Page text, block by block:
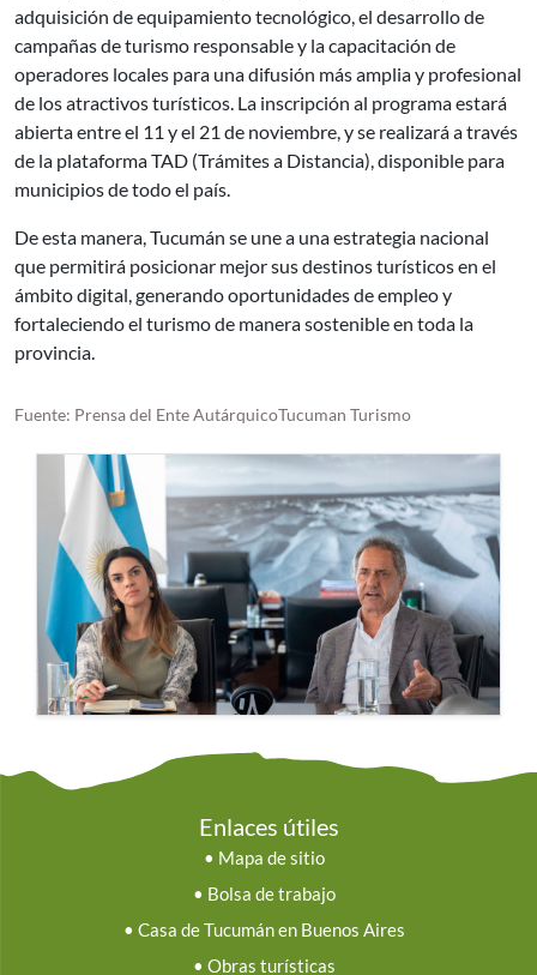
adquisición de equipamiento tecnológico, el desarrollo de
campañas de turismo responsable y la capacitación de
operadores locales para una difusión más amplia y profesional
de los atractivos turísticos. La inscripción al programa estará
abierta entre el 11 y el 21 de noviembre, y se realizará a través
de la plataforma TAD (Trámites a Distancia), disponible para
municipios de todo el país.
De esta manera, Tucumán se une a una estrategia nacional
que permitirá posicionar mejor sus destinos turísticos en el
ámbito digital, generando oportunidades de empleo y
fortaleciendo el turismo de manera sostenible en toda la
provincia.
Fuente: Prensa del Ente AutárquicoTucuman Turismo
Enlaces útiles
• Mapa de sitio
• Bolsa de trabajo
• Casa de Tucumán en Buenos Aires
• Obras turísticas